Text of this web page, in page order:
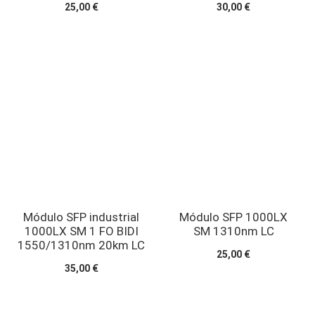
25,00 € 30,00 €
Módulo SFP industrial
1000LX SM 1 FO BIDI
1550/1310nm 20km LC
35,00 €
Módulo SFP 1000LX
SM 1310nm LC
25,00 €